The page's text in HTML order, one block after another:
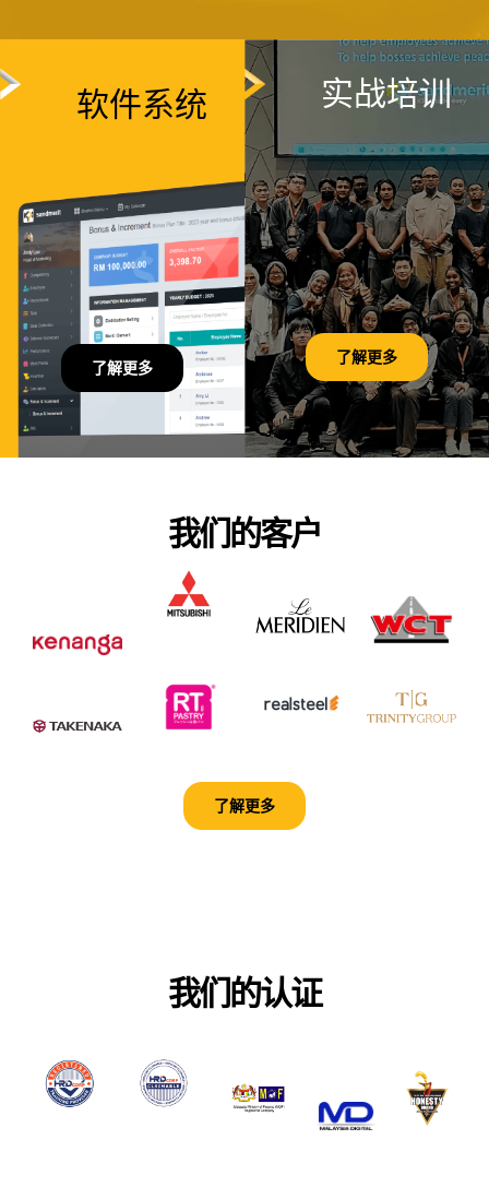
软件系统
了解更多
实战培训
了解更多
我们的客户
了解更多
我们的认证